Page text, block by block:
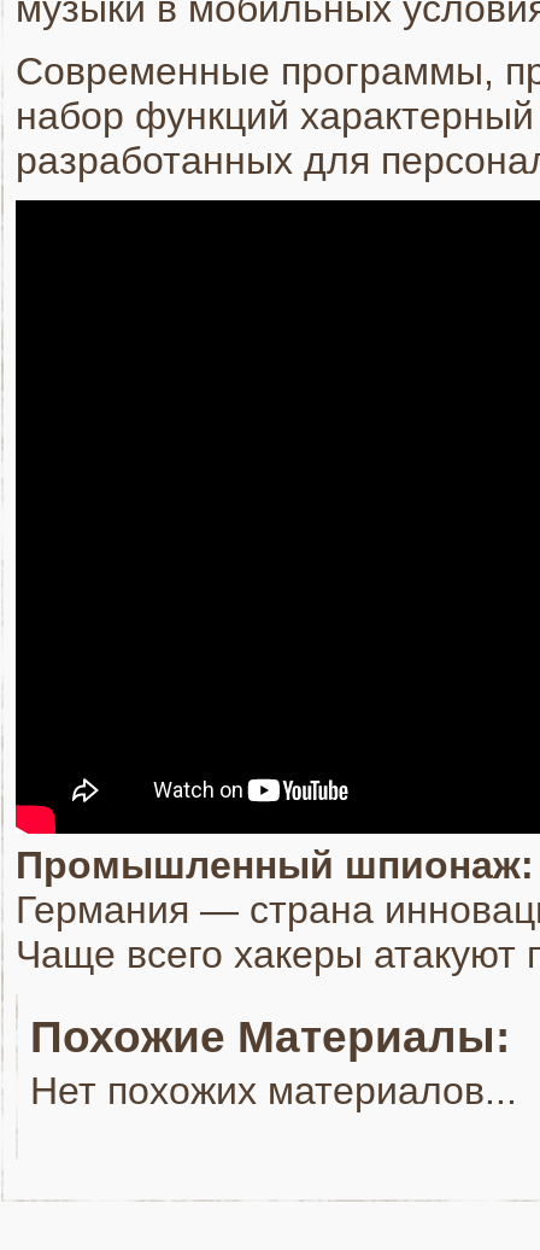
музыки в мобильных
Современные программы,
набор функций
разработанных для
Промышленный шпионаж:
Германия — страна
Чаще всего хакеры атакуют
Похожие Материалы:
Нет похожих материалов...